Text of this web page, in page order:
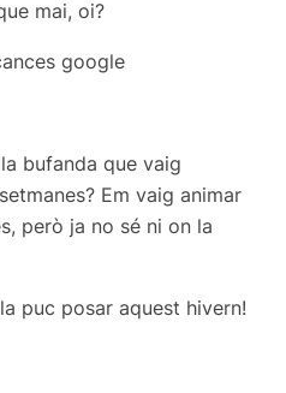
mai, oi?
bufanda que vaig
Em vaig animar
però ja no sé ni on la
puc posar aquest hivern!